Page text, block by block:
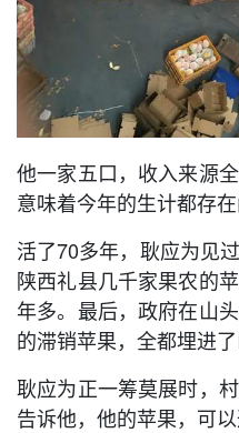
他一家五口，收入来源
意味着今年的生计都存在
活了70多年，耿应为见
陕西礼县几千家果农的
年多。最后，政府在山
的滞销苹果，全都埋进了
耿应为正一筹莫展时，
告诉他，他的苹果，可以